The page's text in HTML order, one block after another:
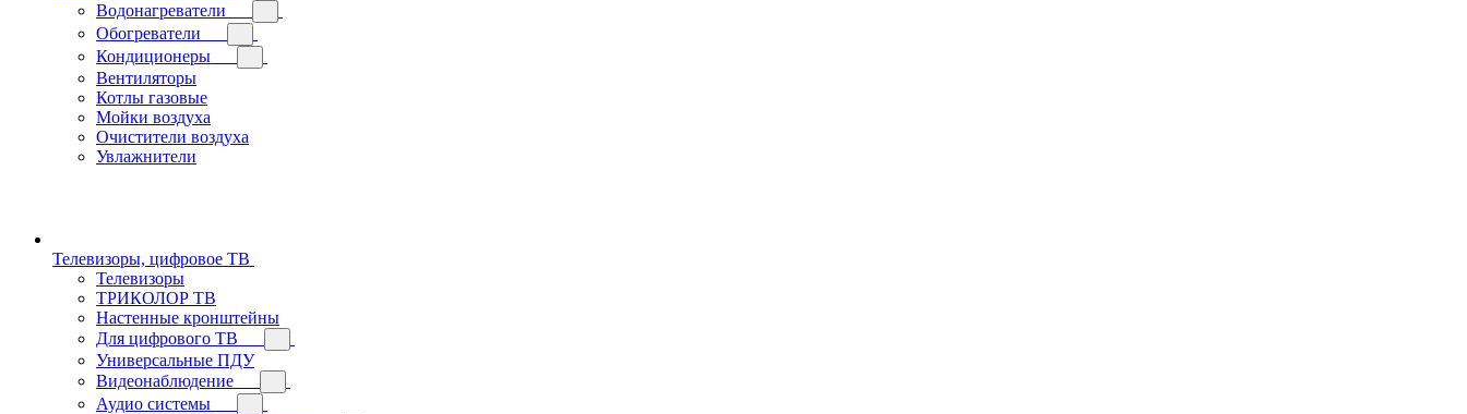
Водонагреватели
Обогреватели
Кондиционеры
Вентиляторы
Котлы газовые
Мойки воздуха
Очистители воздуха
Увлажнители
Телевизоры, цифровое ТВ
Телевизоры
ТРИКОЛОР ТВ
Настенные кронштейны
Для цифрового ТВ
Универсальные ПДУ
Видеонаблюдение
Аудио системы